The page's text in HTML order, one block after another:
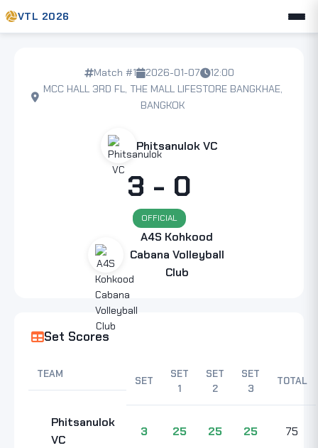
VTL 2026
Match #1 2026-01-07
12:00
MCC HALL 3RD FL, THE MALL LIFESTORE BANGKHAE,
BANGKOK
Phitsanulok VC
3 - 0
OFFICIAL
A4S Kohkood
Cabana Volleyball
Club
Set Scores
TEAM
SET
SET
1
SET
2
SET
3
TOTAL
Phitsanulok
VC
3 25 25 25 75